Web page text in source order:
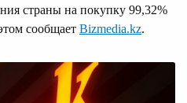
страны на покупку 99,32%
сообщает Bizmedia.kz.